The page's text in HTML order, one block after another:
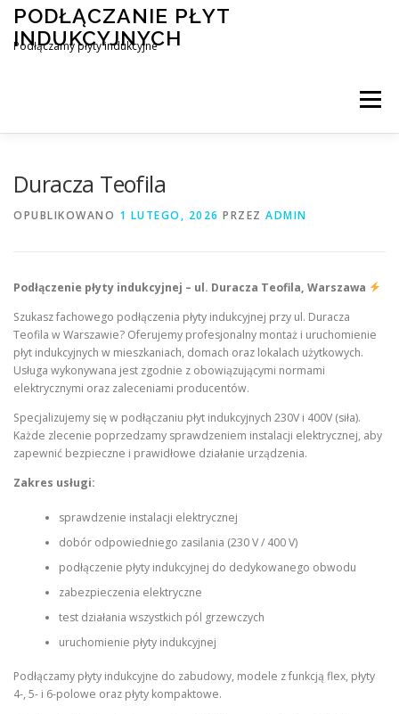
Przejdź
treści
PODŁĄCZANIE PŁYT
INDUKCYJNYCH
Podłączamy płyty indukcyjne
Menu
Duracza Teofila
OPUBLIKOWANO 1 LUTEGO, 2026 PRZEZ ADMIN
Podłączenie płyty indukcyjnej – ul. Duracza Teofila, Warszawa
Szukasz fachowego podłączenia płyty indukcyjnej przy ul. Duracza
Teofila w Warszawie? Oferujemy profesjonalny montaż i uruchomienie
płyt indukcyjnych w mieszkaniach, domach oraz lokalach użytkowych.
Usługa wykonywana jest zgodnie z obowiązującymi normami
elektrycznymi oraz zaleceniami producentów.
Specjalizujemy się w podłączaniu płyt indukcyjnych 230V i 400V (siła).
Każde zlecenie poprzedzamy sprawdzeniem instalacji elektrycznej, aby
zapewnić bezpieczne i prawidłowe działanie urządzenia.
Zakres usługi:
sprawdzenie instalacji elektrycznej
dobór odpowiedniego zasilania (230 V / 400 V)
podłączenie płyty indukcyjnej do dedykowanego obwodu
zabezpieczenia elektryczne
test działania wszystkich pól grzewczych
uruchomienie płyty indukcyjnej
Podłączamy płyty indukcyjne do zabudowy, modele z funkcją flex, płyty
4-, 5- i 6-polowe oraz płyty kompaktowe.